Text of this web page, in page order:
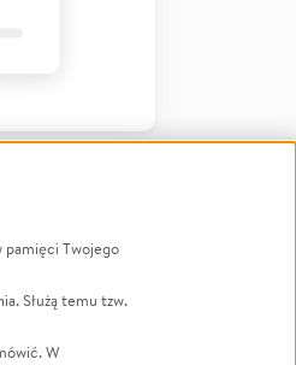
pamięci Twojego
Służą temu tzw.
W